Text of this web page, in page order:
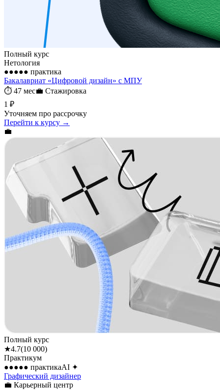
Полный курс
Нетология
●●●●● практика
Бакалавриат «Цифровой дизайн» с МПУ
⏱ 47 мес💼 Стажировка
1 ₽
Уточняем про рассрочку
Перейти к курсу →
💼
Полный курс
★4.7(10 000)
Практикум
●●●●● практикаAI ✦
Графический дизайнер
💼 Карьерный центр